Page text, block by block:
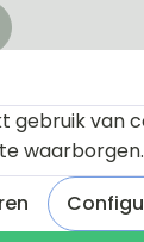
gebruik van
waarborgen.